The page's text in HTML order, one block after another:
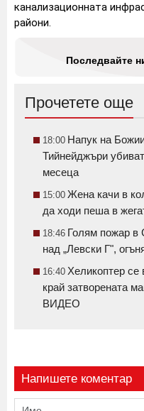
канализационната
райони.
Последвайте
Прочетете още
18:00 Напук на
Тийнейджъри
месеца
15:00 Жена качи в
да ходи пеша в
18:46 Голям пожар в
над „Левски Г",
16:40 Хеликоптер се
край затворената
ВИДЕО
Напишете коментар